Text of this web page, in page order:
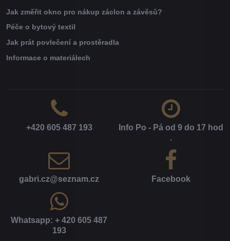
Jak změřit okno pro nákup záclon a závěsů?
Péče o bytový textil
Jak prát povlečení a prostěradla
Informace o materiálech
+420 605 487 193
Info Po - Pá od 9 do 17 hod​
.
gabri​.cz​@seznam​.cz Facebook
Whatsapp: + 420 605 487
193